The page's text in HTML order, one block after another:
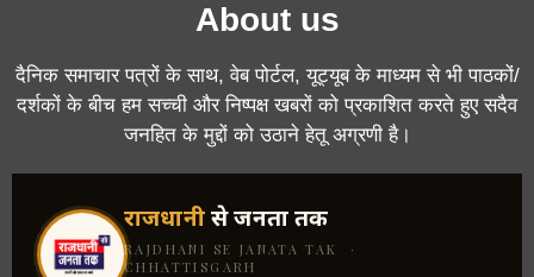
About us
दैनिक समाचार पत्रों के साथ, वेब पोर्टल, यूट्यूब के माध्यम से भी पाठकों/
दर्शकों के बीच हम सच्ची और निष्पक्ष खबरों को प्रकाशित करते हुए सदैव
जनहित के मुद्दों को उठाने हेतू अग्रणी है।
राजधानीसे जनता तक
RAJDHANI SE JANATA TAK ·
CHHATTISGARH